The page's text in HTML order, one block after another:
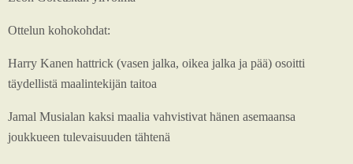
Ottelun kohokohdat:
Harry Kanen hattrick (vasen jalka, oikea jalka ja pää) osoitti
täydellistä maalintekijän taitoa
Jamal Musialan kaksi maalia vahvistivat hänen asemaansa
joukkueen tulevaisuuden tähtenä